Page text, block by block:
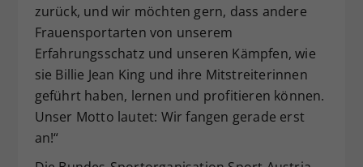
zurück, und wir möchten gern, dass andere
Frauensportarten von unserem
Erfahrungsschatz und unseren Kämpfen, wie
sie Billie Jean King und ihre Mitstreiterinnen
geführt haben, lernen und profitieren können.
Unser Motto lautet: Wir fangen gerade erst
an!“